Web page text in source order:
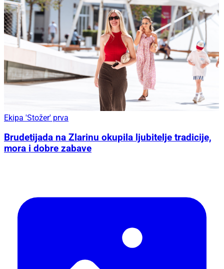
Ekipa 'Stožer' prva
Brudetijada na Zlarinu okupila ljubitelje tradicije,
mora i dobre zabave